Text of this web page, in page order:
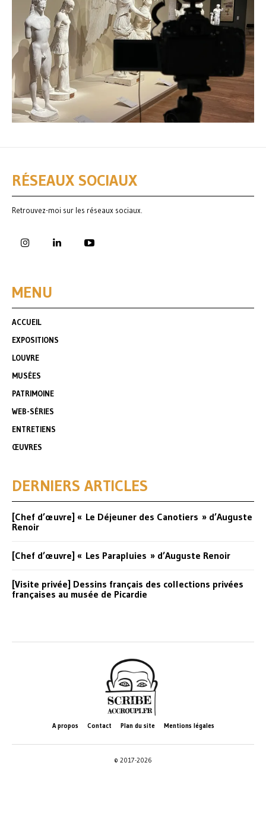
RÉSEAUX SOCIAUX
Retrouvez-moi sur les réseaux sociaux.
MENU
ACCUEIL
EXPOSITIONS
LOUVRE
MUSÉES
PATRIMOINE
WEB-SÉRIES
ENTRETIENS
ŒUVRES
DERNIERS ARTICLES
[Chef d’œuvre] « Le Déjeuner des Canotiers » d’Auguste
Renoir
[Chef d’œuvre] « Les Parapluies » d’Auguste Renoir
[Visite privée] Dessins français des collections privées
françaises au musée de Picardie
A propos Contact Plan du site Mentions légales
© 2017-2026